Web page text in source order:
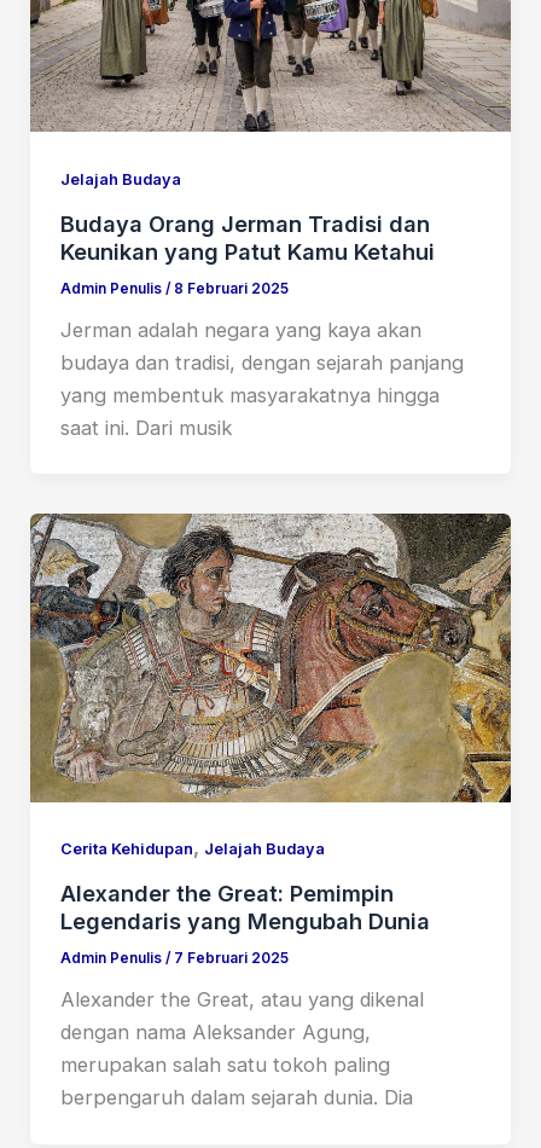
Jelajah Budaya
Budaya Orang Jerman Tradisi dan
Keunikan yang Patut Kamu Ketahui
Admin Penulis / 8 Februari 2025
Jerman adalah negara yang kaya akan
budaya dan tradisi, dengan sejarah panjang
yang membentuk masyarakatnya hingga
saat ini. Dari musik
Cerita Kehidupan, Jelajah Budaya
Alexander the Great: Pemimpin
Legendaris yang Mengubah Dunia
Admin Penulis / 7 Februari 2025
Alexander the Great, atau yang dikenal
dengan nama Aleksander Agung,
merupakan salah satu tokoh paling
berpengaruh dalam sejarah dunia. Dia